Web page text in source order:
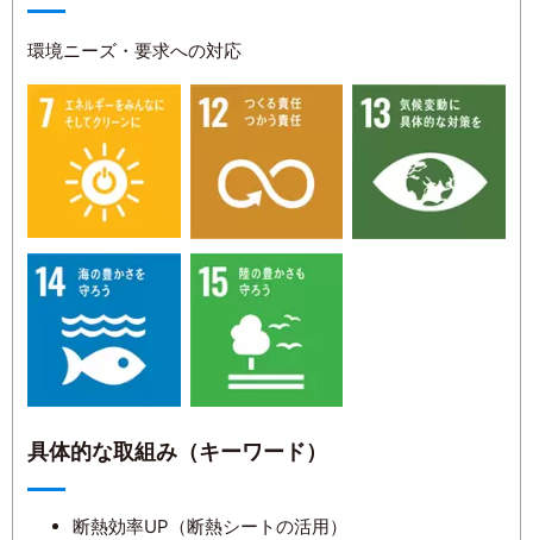
環境ニーズ・要求への対応
具体的な取組み（キーワード）
断熱効率UP（断熱シートの活用）